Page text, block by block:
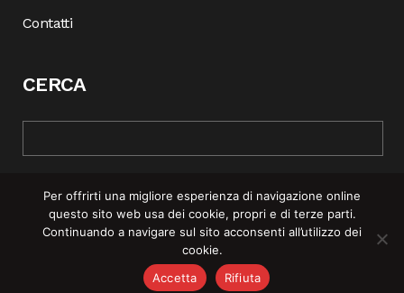
Contatti
CERCA
© COPYRIGHT 2025 | REBEL MAG —
POLICY
Per offrirti una migliore esperienza di navigazione online
questo sito web usa dei cookie, propri e di terze parti.
Continuando a navigare sul sito acconsenti all’utilizzo dei
cookie.
Accetta
Rifiuta